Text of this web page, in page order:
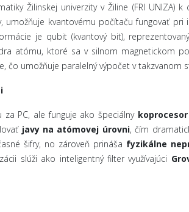
Žilinskej univerzity v Žiline (FRI UNIZA)
umožňuje kvantovému počítaču fungovať
je qubit (kvantový bit),
atómu, ktoré sa v silnom magnetickom
čo umožňuje paralelný výpočet v takzvanom
PC, ale funguje ako špeciálny koprocesor
javy na atómovej úrovni, čím
šifry, no zároveň prináša fyzikálne
slúži ako inteligentný filter využívajúci